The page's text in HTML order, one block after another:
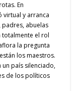
En
virtual y arranca
padres, abuelas
totalmente el rol
la pregunta
los maestros.
país silenciado,
de los políticos